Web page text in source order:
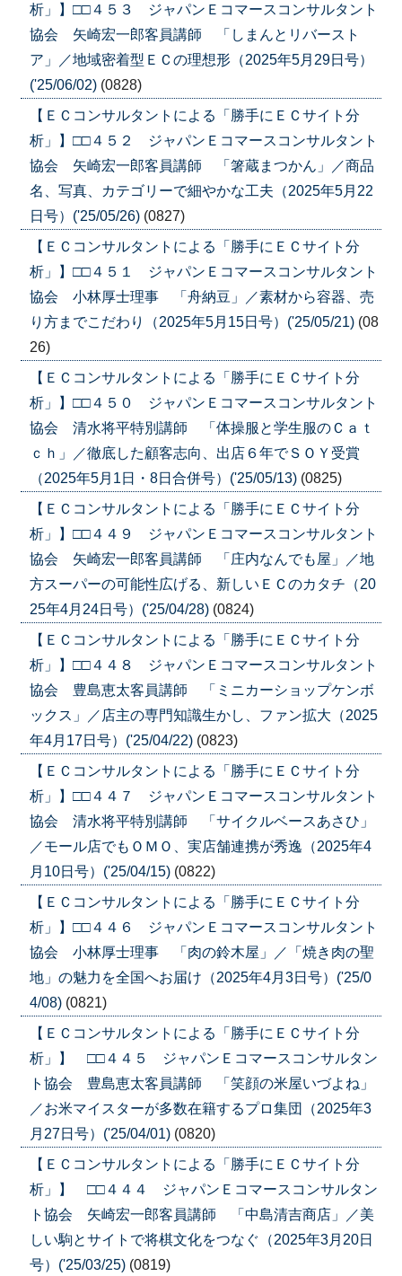
析」】□□４５３ ジャパンＥコマースコンサルタント
協会 矢崎宏一郎客員講師 「しまんとリバースト
ア」／地域密着型ＥＣの理想形（2025年5月29日号）
('25/06/02) (0828)
【ＥＣコンサルタントによる「勝手にＥＣサイト分
析」】□□４５２ ジャパンＥコマースコンサルタント
協会 矢崎宏一郎客員講師 「箸蔵まつかん」／商品
名、写真、カテゴリーで細やかな工夫（2025年5月22
日号）('25/05/26) (0827)
【ＥＣコンサルタントによる「勝手にＥＣサイト分
析」】□□４５１ ジャパンＥコマースコンサルタント
協会 小林厚士理事 「舟納豆」／素材から容器、売
り方までこだわり（2025年5月15日号）('25/05/21) (08
26)
【ＥＣコンサルタントによる「勝手にＥＣサイト分
析」】□□４５０ ジャパンＥコマースコンサルタント
協会 清水将平特別講師 「体操服と学生服のＣａｔ
ｃｈ」／徹底した顧客志向、出店６年でＳＯＹ受賞
（2025年5月1日・8日合併号）('25/05/13) (0825)
【ＥＣコンサルタントによる「勝手にＥＣサイト分
析」】□□４４９ ジャパンＥコマースコンサルタント
協会 矢崎宏一郎客員講師 「庄内なんでも屋」／地
方スーパーの可能性広げる、新しいＥＣのカタチ（20
25年4月24日号）('25/04/28) (0824)
【ＥＣコンサルタントによる「勝手にＥＣサイト分
析」】□□４４８ ジャパンＥコマースコンサルタント
協会 豊島恵太客員講師 「ミニカーショップケンボ
ックス」／店主の専門知識生かし、ファン拡大（2025
年4月17日号）('25/04/22) (0823)
【ＥＣコンサルタントによる「勝手にＥＣサイト分
析」】□□４４７ ジャパンＥコマースコンサルタント
協会 清水将平特別講師 「サイクルベースあさひ」
／モール店でもＯＭＯ、実店舗連携が秀逸（2025年4
月10日号）('25/04/15) (0822)
【ＥＣコンサルタントによる「勝手にＥＣサイト分
析」】□□４４６ ジャパンＥコマースコンサルタント
協会 小林厚士理事 「肉の鈴木屋」／「焼き肉の聖
地」の魅力を全国へお届け（2025年4月3日号）('25/0
4/08) (0821)
【ＥＣコンサルタントによる「勝手にＥＣサイト分
析」】 □□４４５ ジャパンＥコマースコンサルタン
ト協会 豊島恵太客員講師 「笑顔の米屋いづよね」
／お米マイスターが多数在籍するプロ集団（2025年3
月27日号）('25/04/01) (0820)
【ＥＣコンサルタントによる「勝手にＥＣサイト分
析」】 □□４４４ ジャパンＥコマースコンサルタン
ト協会 矢崎宏一郎客員講師 「中島清吉商店」／美
しい駒とサイトで将棋文化をつなぐ（2025年3月20日
号）('25/03/25) (0819)